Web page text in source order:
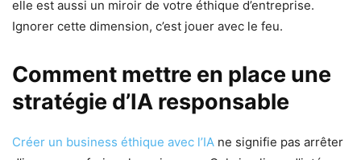
elle est aussi un miroir de votre éthique d’entreprise.
Ignorer cette dimension, c’est jouer avec le feu.
Comment mettre en place une
stratégie d’IA responsable
Créer un business éthique avec l’IA ne signifie pas arrêter